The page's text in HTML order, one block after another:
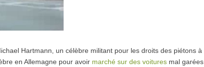
Hartmann, un célèbre militant pour les droits des piétons à
en Allemagne pour avoir marché sur des voitures mal garées